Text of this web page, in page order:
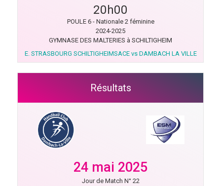
20h00
POULE 6 - Nationale 2 féminine
2024-2025
GYMNASE DES MALTERIES à SCHILTIGHEIM
E. STRASBOURG SCHILTIGHEIMSACE vs DAMBACH LA VILLE
Résultats
24 mai 2025
Jour de Match N° 22